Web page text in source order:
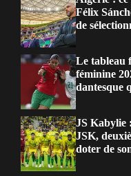
Félix
de
Le tableau
féminine
dantesque
JS Kabylie
JSK,
doter de